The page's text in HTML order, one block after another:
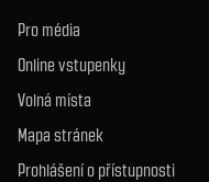
Pro média
Online vstupenky
Volná místa
Mapa stránek
Prohlášení o přístupnosti